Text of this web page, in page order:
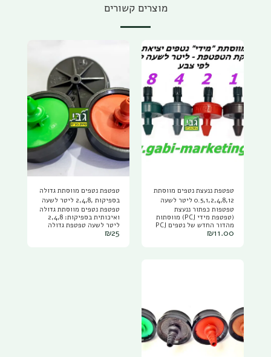
מוצרים קשורים
טפטפת ננעצת נטפים מווסתת
0.5,1,2,4,8,12 ליטר לשעה
PCJ NETAFIM
טפטפות כפתור ננעצת
(טפטפת מידי PCJ) מווסתות
מהדור החדש של נטפים PCJ
ליטר לשעה צבע ירוק טפטפת
ננעצת 12 ליטר שעה ליטר
לשעה צבע סגול טפטפות עם
יציאה רגילה לצינורית -
מאפשרת להוליך מים
לעציצים עם צינורית פי וי סי
₪11.00
טפטפת נטפים מווסתת גדולה
בספיקות ,2,4,8 ליטר לשעה
מארז 10 יחידות
טפטפת נטפים מווסתת גדולה
ואיכותית בספיקות: 2,4,8
ליטר לשעה טפטפת גדולה
איכותית ועמידה, מתאימה
₪25